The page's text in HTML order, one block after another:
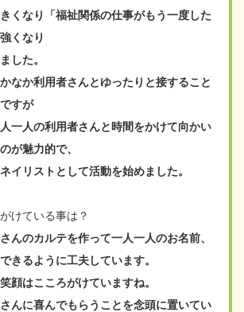
くなり「福祉関係の仕事がもう一度した
くなり
した。
なか利用者さんとゆったりと接すること
すが
一人の利用者さんと時間をかけて向かい
が魅力的で、
イリストとして活動を始めました。
けている事は？
んのカルテを作って一人一人のお名前、
きるように工夫しています。
顔はこころがけていますね。
んに喜んでもらうことを念頭に置いてい